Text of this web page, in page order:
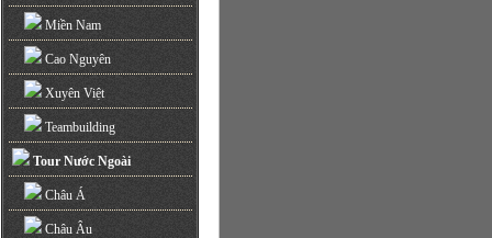
Miền Nam
Cao Nguyên
Xuyên Việt
Teambuilding
Tour Nước Ngoài
Châu Á
Châu Âu